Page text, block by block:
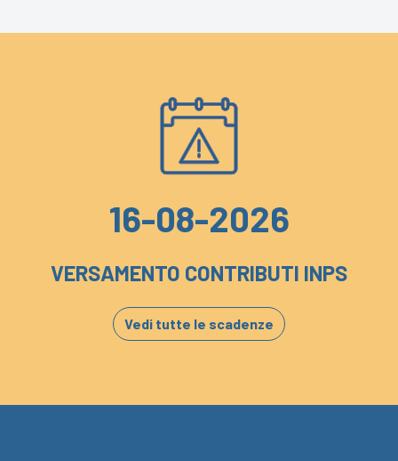
16-08-2026
VERSAMENTO CONTRIBUTI INPS
Vedi tutte le scadenze